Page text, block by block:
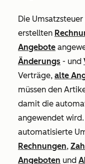
Die
erstellten
Angebote
Änderungs - und
Verträge, alte
müssen den
damit die
angewendet wird.
automatisierte
Rechnungen,
Angeboten und